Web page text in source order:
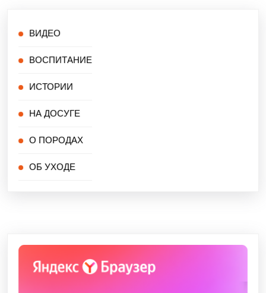
ВИДЕО
ВОСПИТАНИЕ
ИСТОРИИ
НА ДОСУГЕ
О ПОРОДАХ
ОБ УХОДЕ